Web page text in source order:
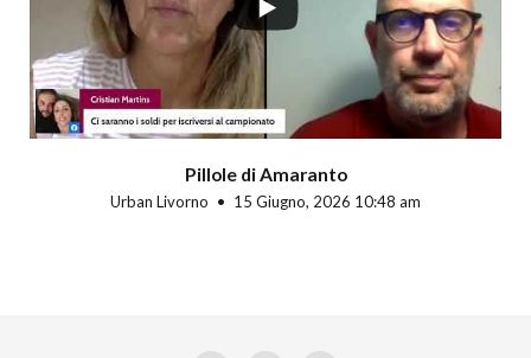
Pillole di Amaranto
Urban Livorno 15 Giugno, 2026 10:48 am